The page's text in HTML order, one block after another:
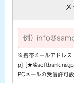
※携帯メールアドレ
p] [★@softbank.ne.jp]
PCメールの受信許可